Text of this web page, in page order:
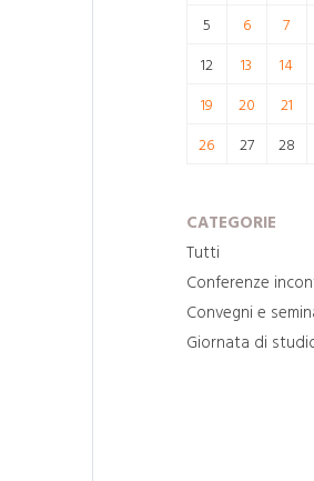
5
6 7
12
13 14
19
20 21
26
27 28
CATEGORIE
Tutti
Conferenze
Convegni e
Giornata di